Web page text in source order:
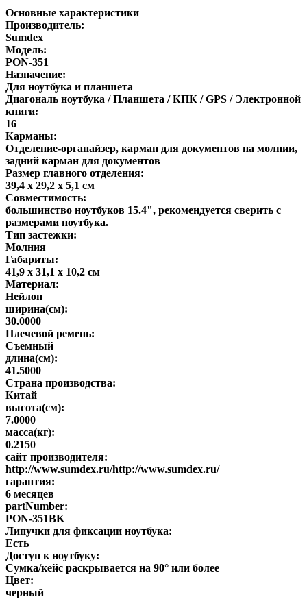
Основные характеристики
Производитель:
Sumdex
Модель:
PON-351
Назначение:
Для ноутбука и планшета
Диагональ ноутбука / Планшета / КПК / GPS / Электронной
книги:
16
Карманы:
Отделение-органайзер, карман для документов на молнии,
задний карман для документов
Размер главного отделения:
39,4 х 29,2 х 5,1 см
Совместимость:
большинство ноутбуков 15.4", рекомендуется сверить с
размерами ноутбука.
Тип застежки:
Молния
Габариты:
41,9 x 31,1 x 10,2 см
Материал:
Нейлон
ширина(см):
30.0000
Плечевой ремень:
Съемный
длина(см):
41.5000
Страна производства:
Китай
высота(см):
7.0000
масса(кг):
0.2150
сайт производителя:
http://www.sumdex.ru/http://www.sumdex.ru/
гарантия:
6 месяцев
partNumber:
PON-351BK
Липучки для фиксации ноутбука:
Есть
Доступ к ноутбуку:
Сумка/кейс раскрывается на 90° или более
Цвет:
черный